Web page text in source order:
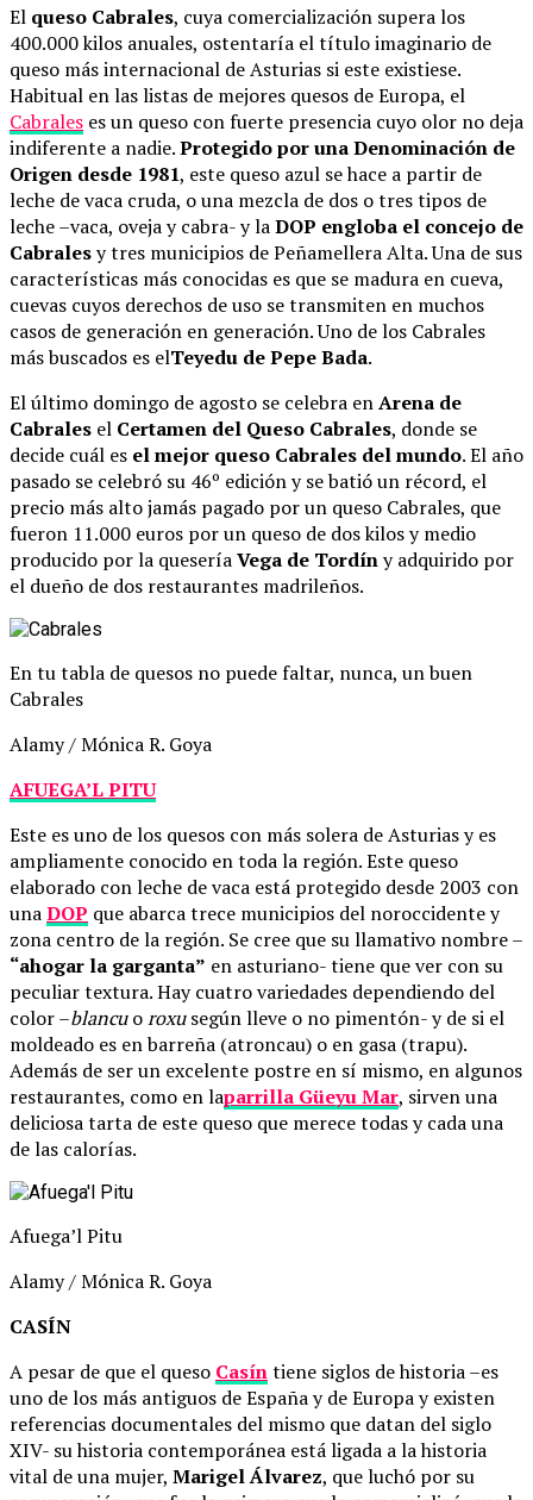
El queso Cabrales, cuya comercialización supera los
400.000 kilos anuales, ostentaría el título imaginario de
queso más internacional de Asturias si este existiese.
Habitual en las listas de mejores quesos de Europa, el
Cabrales es un queso con fuerte presencia cuyo olor no deja
indiferente a nadie.Protegido por una Denominación de
Origen desde 1981, este queso azul se hace a partir de
leche de vaca cruda, o una mezcla de dos o tres tipos de
leche –vaca, oveja y cabra- y laDOP engloba el concejo de
Cabralesy tres municipios de Peñamellera Alta. Una de sus
características más conocidas es que se madura en cueva,
cuevas cuyos derechos de uso se transmiten en muchos
casos de generación en generación. Uno de los Cabrales
más buscados es elTeyedu de Pepe Bada.
El último domingo de agosto se celebra enArena de
Cabrales el Certamen del Queso Cabrales, donde se
decide cuál es el mejor queso Cabrales del mundo. El año
pasado se celebró su 46º edición y se batió un récord, el
precio más alto jamás pagado por un queso Cabrales, que
fueron 11.000 euros por un queso de dos kilos y medio
producido por la queseríaVega de Tordíny adquirido por
el dueño de dos restaurantes madrileños.
En tu tabla de quesos no puede faltar, nunca, un buen
Cabrales
Alamy / Mónica R. Goya
AFUEGA’L PITU
Este es uno de los quesos con más solera de Asturias y es
ampliamente conocido en toda la región. Este queso
elaborado con leche de vaca está protegido desde 2003 con
unaDOP que abarca trece municipios del noroccidente y
zona centro de la región. Se cree que su llamativo nombre –
“ahogar la garganta” en asturiano- tiene que ver con su
peculiar textura. Hay cuatro variedades dependiendo del
color –blancuoroxusegún lleve o no pimentón- y de si el
moldeado es en barreña (atroncau) o en gasa (trapu).
Además de ser un excelente postre en sí mismo, en algunos
restaurantes, como en laparrilla Güeyu Mar, sirven una
deliciosa tarta de este queso que merece todas y cada una
de las calorías.
Afuega’l Pitu
Alamy / Mónica R. Goya
CASÍN
A pesar de que el queso Casíntiene siglos de historia –es
uno de los más antiguos de España y de Europa y existen
referencias documentales del mismo que datan del siglo
XIV- su historia contemporánea está ligada a la historia
vital de una mujer, Marigel Álvarez, que luchó por su